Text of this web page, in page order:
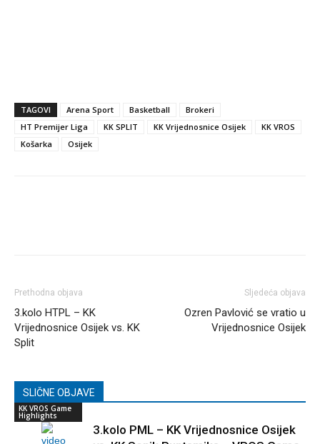
TAGOVI Arena Sport Basketball
Brokeri
HT Premijer Liga
KK SPLIT KK Vrijednosnice Osijek
KK VROS
Košarka
Osijek
Prethodna objava
3.kolo HTPL – KK
Vrijednosnice Osijek vs. KK
Split
Sljedeća objava
Ozren Pavlović se vratio u
Vrijednosnice Osijek
SLIČNE OBJAVE
KK VROS Game
Highlights
3.kolo PML – KK Vrijednosnice Osijek